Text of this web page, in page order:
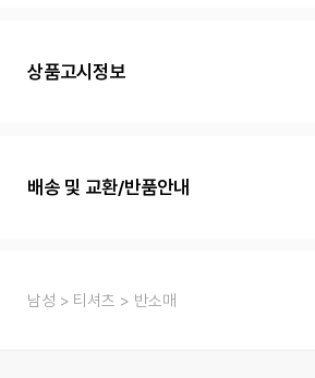
상품고시정보
배송 및 교환/반품안내
남성 티셔츠 반소매